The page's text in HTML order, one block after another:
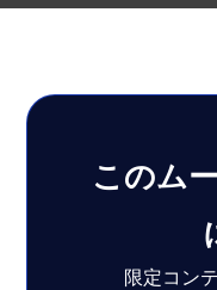
このム
限定コン